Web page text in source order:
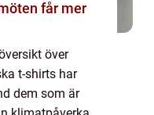
över
t-shirts har
dem som är